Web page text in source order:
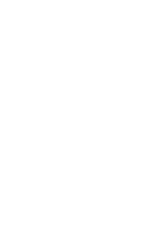
センチ